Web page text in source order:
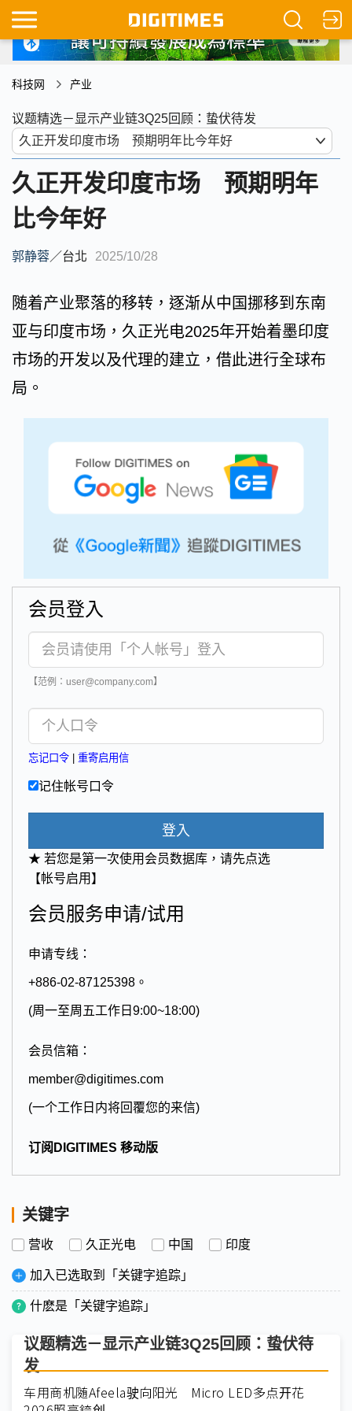
科技网 产业
议题精选－显示产业链3Q25回顾：蛰伏待发
久正开发印度市场 预期明年
比今年好
郭静蓉／台北 2025/10/28
随着产业聚落的移转，逐渐从中国挪移到东南
亚与印度市场，久正光电2025年开始着墨印度
市场的开发以及代理的建立，借此进行全球布
局。
会员登入
【范例：user@company.com】
忘记口令 重寄启用信
记住帐号口令
登入
★ 若您是第一次使用会员数据库，请先点选
【帐号启用】
会员服务申请/试用
申请专线：
+886-02-87125398。
(周一至周五工作日9:00~18:00)
会员信箱：
member@digitimes.com
(一个工作日内将回覆您的来信)
订阅DIGITIMES 移动版
关键字
营收 久正光电 中国 印度
加入已选取到「关键字追踪」
什麽是「关键字追踪」
议题精选－显示产业链3Q25回顾：蛰伏待
发
车用商机随Afeela驶向阳光 Micro LED多点开花